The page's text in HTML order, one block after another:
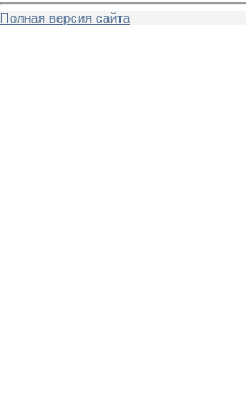
Полная версия сайта